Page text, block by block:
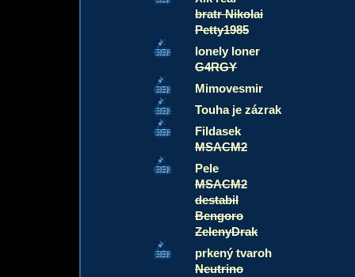
bratr Nikolai
Petty1985
lonely loner
G4RGY
Mimovesmir
Touha je zázrak
Fildasek
MSACM2
Pele
MSACM2
destabil
Bengoro
ZelenyDrak
prkený tvaroh
Neutrino